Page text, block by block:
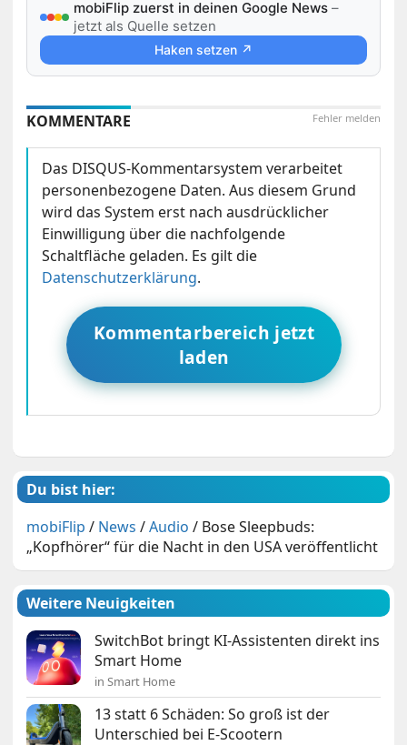
mobiFlip zuerst in deinen Google News –
jetzt als Quelle setzen
Haken setzen ↗
Fehler melden
KOMMENTARE
Das DISQUS-Kommentarsystem verarbeitet
personenbezogene Daten. Aus diesem Grund
wird das System erst nach ausdrücklicher
Einwilligung über die nachfolgende
Schaltfläche geladen. Es gilt die
Datenschutzerklärung.
Kommentarbereich jetzt
laden
Du bist hier:
mobiFlip / News /Audio / Bose Sleepbuds:
„Kopfhörer“ für die Nacht in den USA veröffentlicht
Weitere Neuigkeiten
SwitchBot bringt KI-Assistenten direkt ins
Smart Home
in Smart Home
13 statt 6 Schäden: So groß ist der
Unterschied bei E-Scootern